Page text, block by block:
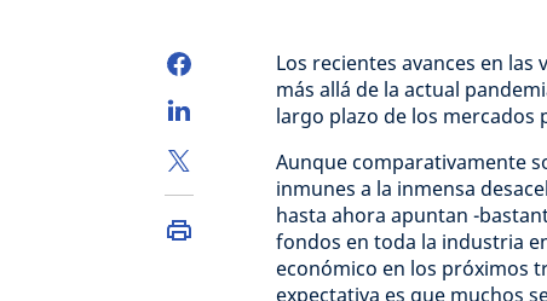
Los recientes avances en
más allá de la actual
largo plazo de los mercados
Aunque comparativamente
inmunes a la inmensa
hasta ahora apuntan -
fondos en toda la industria
económico en los próximos
expectativa es que muchos